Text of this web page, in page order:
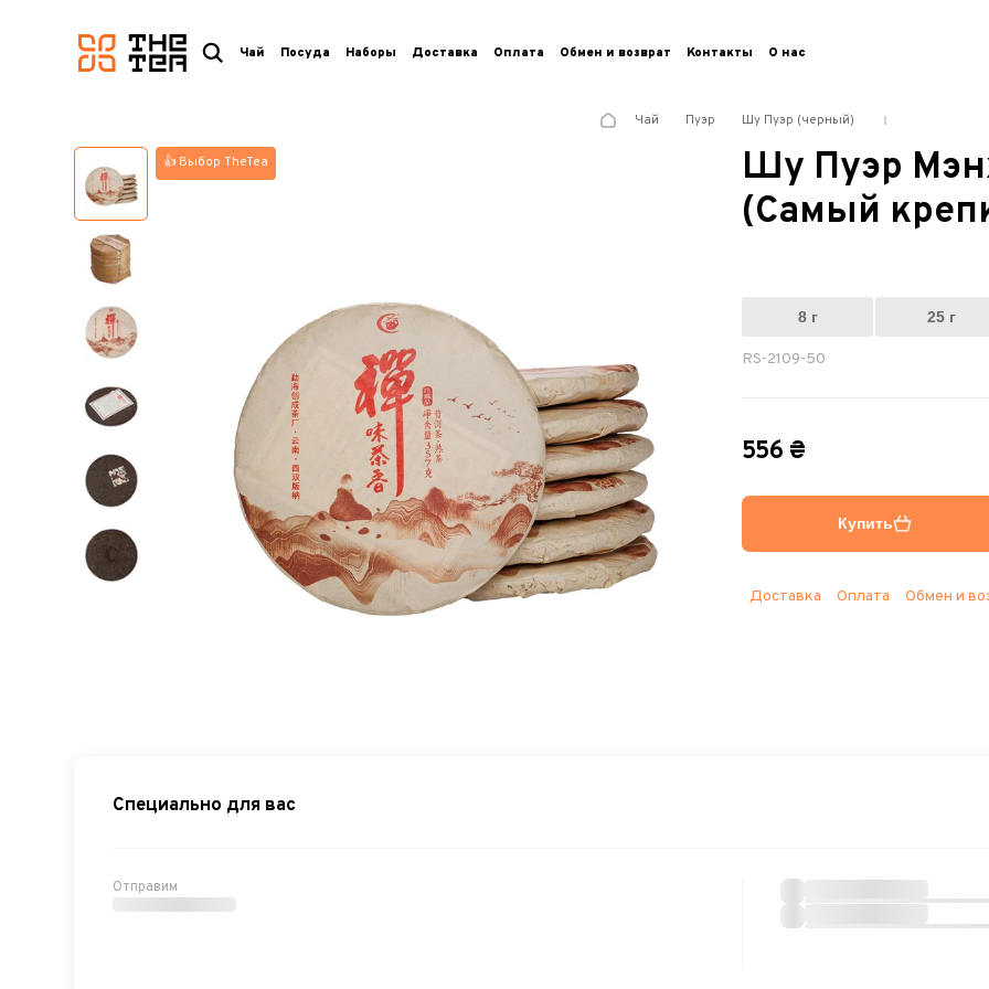
логотип
Чай Посуда Наборы Доставка Оплата Обмен и возврат Контакты О нас
Чай Пуэр Шу Пуэр (черный)
👍 Выбор TheTea
Шу Пуэр
(Самый
8 г 25 г
RS-2109-50
556 ₴
Купить
Доставка Оплата Обмен и
Специально для вас
Отправим